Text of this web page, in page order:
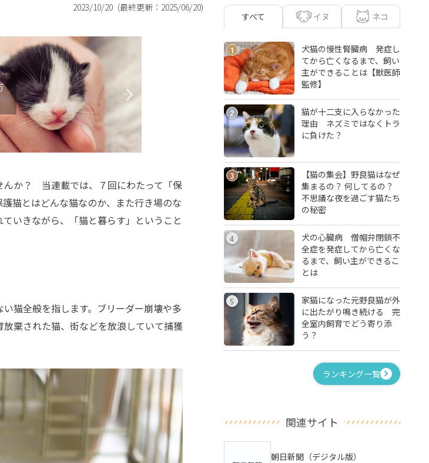
2023/10/20 (最終更新： 2025/06/20)
んか？ 当連載では、７回にわたって「保
猫とはどんな猫なのか、また行き場のな
いきながら、「猫と暮らす」ということ
猫全般を指します。ブリーダー崩壊や多
棄された猫、街などを放浪していて捕獲
すべて イヌ ネコ
1
犬猫の慢性腎臓病 発症し
てから亡くなるまで、飼い
主ができることは【獣医師
監修】
2
猫が十二支に入らなかった
理由 ネズミではなくトラ
に負けた？
3
【猫の集会】野良猫はなぜ
集まるの？ 何してるの？
不思議な夜を過ごす猫たち
の秘密
4
犬の心臓病 僧帽弁閉鎖不
全症を発症してから亡くな
るまで、飼い主ができるこ
とは
5
家猫になった元野良猫が外
に出たがり鳴き続ける 完
全室内飼育でどう寄り添
う？
ランキング一覧
関連サイト
朝日新聞（デジタル版）